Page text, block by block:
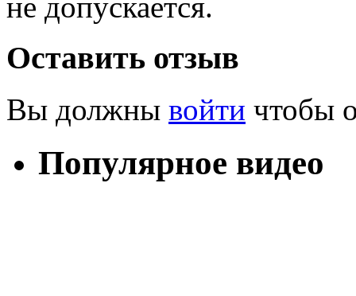
Оставить отзыв
Вы должны войти чтобы
Популярное видео